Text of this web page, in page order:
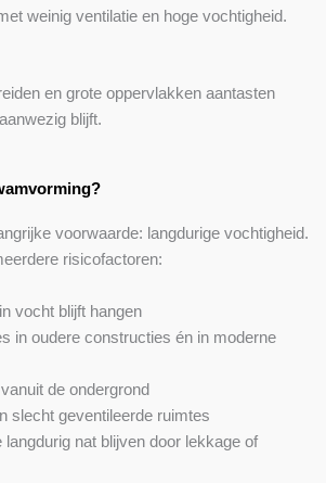
weinig ventilatie en hoge vochtigheid.
en grote oppervlakken aantasten
blijft.
voorwaarde: langdurige vochtigheid.
risicofactoren:
vocht blijft hangen
in oudere constructies én in moderne
de ondergrond
slecht geventileerde ruimtes
langdurig nat blijven door lekkage of